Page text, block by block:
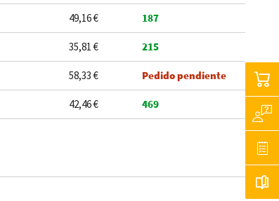
49,16 € 187
35,81 € 215
58,33 € Pedido pendiente
42,46 € 469